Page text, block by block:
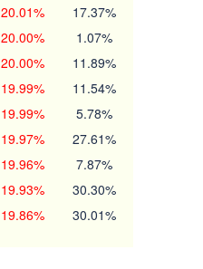
20.01% 17.37%
20.00% 1.07%
20.00% 11.89%
19.99% 11.54%
19.99% 5.78%
19.97% 27.61%
19.96% 7.87%
19.93% 30.30%
19.86% 30.01%